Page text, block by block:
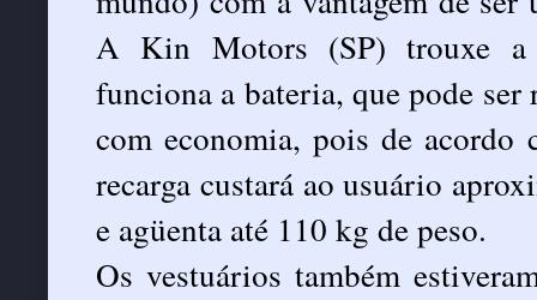
A Kin Motors (SP) trouxe a
funciona a bateria, que pode ser
com economia, pois de acordo
recarga custará ao usuário
e agüenta até 110 kg de peso.
Os vestuários também